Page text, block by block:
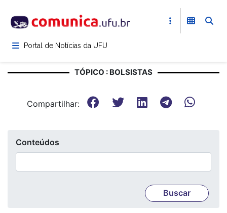
para
conteúdoPortal de Notícias da UFU
TÓPICO : BOLSISTAS
Compartilhar:
Conteúdos